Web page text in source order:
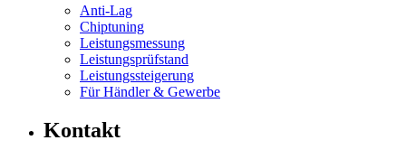
Anti-Lag
Chiptuning
Leistungsmessung
Leistungsprüfstand
Leistungssteigerung
Für Händler & Gewerbe
Kontakt